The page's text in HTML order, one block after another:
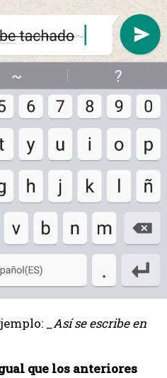
_Así se escribe en
que los anteriores